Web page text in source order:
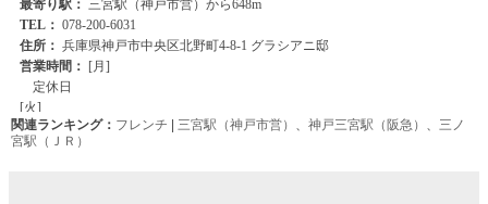
関連ランキング： フレンチ | 三宮駅（神戸市営） 神戸三宮駅（阪急）
三ノ
宮駅（ＪＲ）